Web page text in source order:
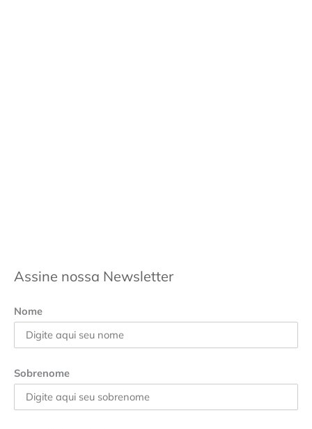
Assine nossa Newsletter
Nome
Sobrenome